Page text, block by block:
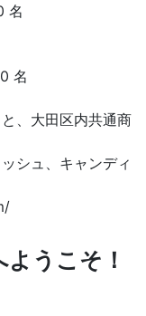
名
名
、大田区内共通商
シュ、キャンディ
うこそ！